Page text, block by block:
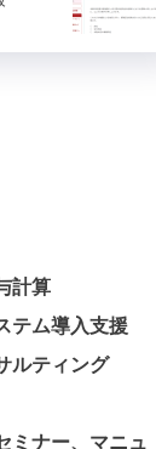
計算
テム導入支援
ルティング
ミナー、マニュ